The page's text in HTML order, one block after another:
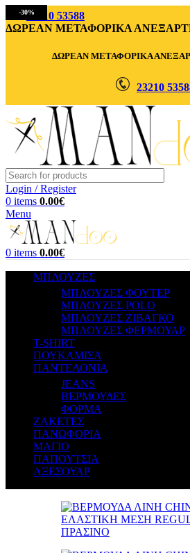
23210 53588
ΔΩΡΕΑΝ ΜΕΤΑΦΟΡΙΚΑ
ΔΩΡΕΑΝ ΜΕΤΑΦΟΡΙΚΑ
23210
Login / Register
0 items 0.00€
Menu
0 items 0.00€
ΜΠΛΟΥΖΕΣ
ΜΠΛΟΥΖΕΣ ΦΟΥΤΕΡ
ΜΠΛΟΥΖΕΣ POLO
ΜΠΛΟΥΖΕΣ ΖΙΒΑΓΚΟ
ΜΠΛΟΥΖΕΣ ΦΕΡΜΟΥΑΡ
T-SHIRT
ΠΟΥΚΑΜΙΣΑ
ΠΑΝΤΕΛΟΝΙΑ
JEANS
ΒΕΡΜΟΥΔΕΣ
ΦΟΡΜΑ
ΖΑΚΕΤΕΣ
ΠΑΝΩΦΟΡΙΑ
ΜΑΓΙΟ
ΠΑΠΟΥΤΣΙΑ
ΑΞΕΣΟΥΑΡ
-30%